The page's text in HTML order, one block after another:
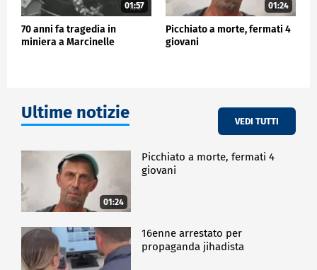
01:57
70 anni fa tragedia in
miniera a Marcinelle
01:24
Picchiato a morte, fermati 4
giovani
Ultime notizie VEDI TUTTI
01:24
Picchiato a morte, fermati 4
giovani
16enne arrestato per
propaganda jihadista